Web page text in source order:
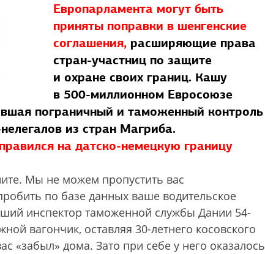
Европарламента могут быть
приняты поправки в шенгенские
соглашения, расширяющие права
стран-участниц по защите
и охране своих границ. Кашу
в 500-миллионном Евросоюзе
пограничный и таможенный контроль
из стран Магриба.
на датско-немецкую границу
Мы не можем пропустить вас
по базе данных ваше водительское
инспектор таможенной службы Дании 54-
вагончик, оставляя 30-летнего косовского
«забыл» дома. Зато при себе у него оказалось